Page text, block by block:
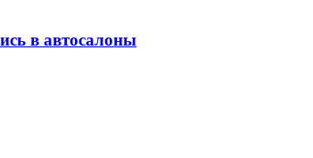
в автосалоны